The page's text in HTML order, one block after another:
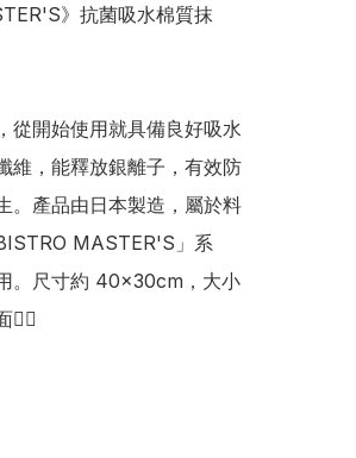
》抗菌吸水棉質抹
從開始使用就具備良好吸水
維，能釋放銀離子，有效防
。產品由日本製造，屬於料
MASTER'S」系
。尺寸約 40×30cm，大小